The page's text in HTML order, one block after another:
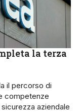
la terza
il percorso di
competenze
aziendale